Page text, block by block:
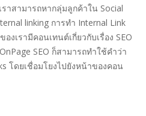
าสามารถหากลุ่มลูกค้าใน Social
linking การทำ Internal Link
งเรามีคอนเทนต์เกี่ยวกับเรื่อง SEO
SEO ก็สามารถทำใช้คำว่า
โดยเชื่อมโยงไปยังหน้าของคอน